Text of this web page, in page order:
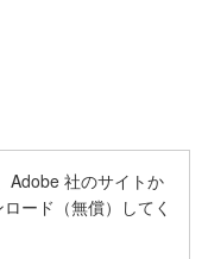
Adobe 社のサイトか
ード（無償）してく